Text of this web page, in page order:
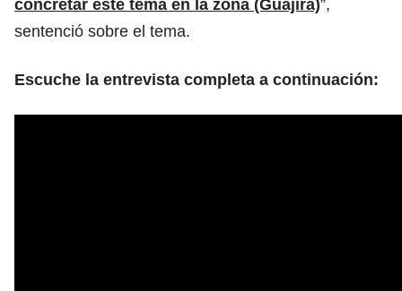
concretar este tema en la zona (Guajira)”,
sentenció sobre el tema.
Escuche la entrevista completa a continuación: